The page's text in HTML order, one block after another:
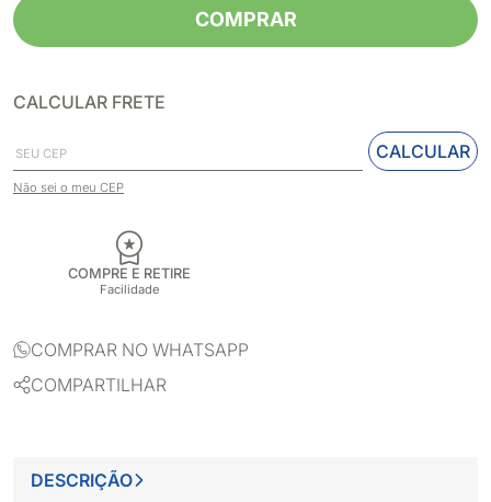
COMPRAR
CALCULAR FRETE
CALCULAR
Não sei o meu CEP
COMPRE E RETIRE
Facilidade
COMPRAR NO WHATSAPP
COMPARTILHAR
DESCRIÇÃO